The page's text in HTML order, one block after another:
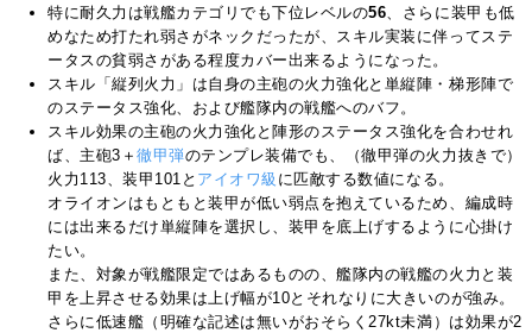
特に耐久力は戦艦カテゴリでも下位レベルの56、さらに装甲も低
めなため打たれ弱さがネックだったが、スキル実装に伴ってステ
ータスの貧弱さがある程度カバー出来るようになった。
スキル「縦列火力」は自身の主砲の火力強化と単縦陣・梯形陣で
のステータス強化、および艦隊内の戦艦へのバフ。
スキル効果の主砲の火力強化と陣形のステータス強化を合わせれ
ば、主砲3＋徹甲弾のテンプレ装備でも、（徹甲弾の火力抜きで）
火力113、装甲101と アイオワ級 に匹敵する数値になる。
オライオンはもともと装甲が低い弱点を抱えているため、編成時
には出来るだけ単縦陣を選択し、装甲を底上げするように心掛け
たい。
また、対象が戦艦限定ではあるものの、艦隊内の戦艦の火力と装
甲を上昇させる効果は上げ幅が10とそれなりに大きいのが強み。
さらに低速艦（明確な記述は無いがおそらく27kt未満）は効果が2